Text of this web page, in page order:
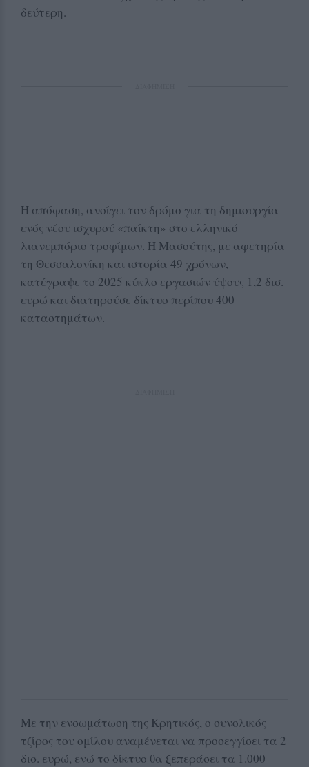
δεύτερη.
Η απόφαση, ανοίγει τον δρόμο για τη δημιουργία
ενός νέου ισχυρού «παίκτη» στο ελληνικό
λιανεμπόριο τροφίμων. Η Μασούτης, με αφετηρία
τη Θεσσαλονίκη και ιστορία 49 χρόνων,
κατέγραψε το 2025 κύκλο εργασιών ύψους 1,2 δισ.
ευρώ και διατηρούσε δίκτυο περίπου 400
καταστημάτων.
Με την ενσωμάτωση της Κρητικός, ο συνολικός
τζίρος του ομίλου αναμένεται να προσεγγίσει τα 2
δισ. ευρώ, ενώ το δίκτυο θα ξεπεράσει τα 1.000